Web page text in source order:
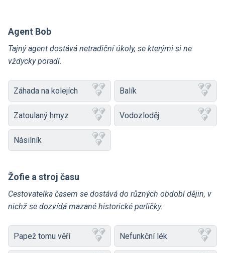
Agent Bob
Tajný agent dostává netradiční úkoly, se kterými si ne
vždycky poradí.
Záhada na kolejích Balík
Zatoulaný hmyz Vodozloděj
Násilník
Žofie a stroj času
Cestovatelka časem se dostává do různých období dějin, v
nichž se dozvídá mazané historické perličky.
Papež tomu věří Nefunkční lék